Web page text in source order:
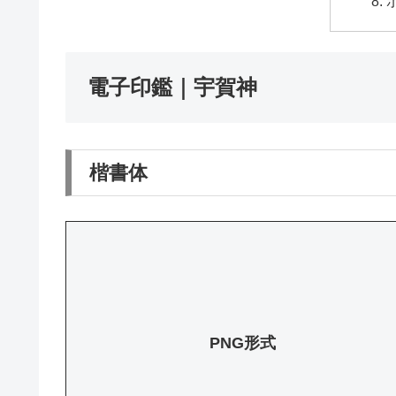
電子印鑑｜宇賀神
楷書体
PNG形式